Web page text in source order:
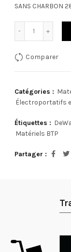
SANS CHARBON
Comparer
Catégories :
Électroportatifs
Étiquettes :
Matériels BTP
Partager